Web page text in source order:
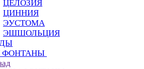
ЦЕЛОЗИЯ
ЦИННИЯ
ЭУСТОМА
ЭШШОЛЬЦИЯ
ФОНТАНЫ